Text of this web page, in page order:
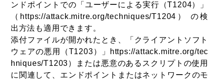
ンドポイントでの「ユーザーによる実行（T1204）」
（https://attack.mitre.org/techniques/T1204） の検
出方法も適用できます。
添付ファイルが開かれたとき、「クライアントソフト
ウェアの悪用（T1203）」https://attack.mitre.org/tec
hniques/T1203）または悪意のあるスクリプトの使用
に関連して、エンドポイントまたはネットワークのモ